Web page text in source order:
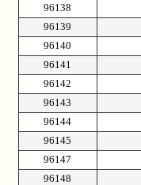
96138
96139
96140
96141
96142
96143
96144
96145
96147
96148